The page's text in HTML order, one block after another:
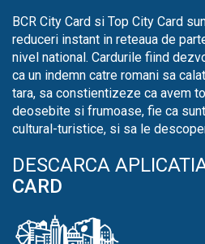
BCR City Card si Top City Card
reduceri instant in reteaua de
nivel national. Cardurile fiind
ca un indemn catre romani sa
tara, sa constientizeze ca avem
deosebite si frumoase, fie ca
cultural-turistice, si sa le
DESCARCA
CARD